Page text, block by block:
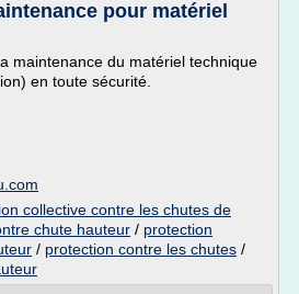
pour matériel
maintenance du matériel technique
en toute sécurité.
collective contre les chutes de
chute hauteur / protection
/ protection contre les chutes /